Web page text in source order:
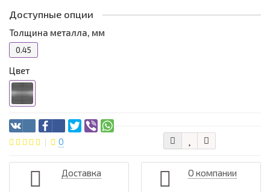
Доступные опции
Толщина металла, мм
0.45
Цвет
0
Доставка О компании